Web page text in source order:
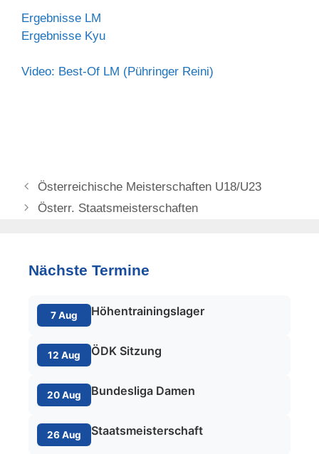
Ergebnisse LM
Ergebnisse Kyu
Video: Best-Of LM (Pühringer Reini)
Österreichische Meisterschaften U18/U23
Österr. Staatsmeisterschaften
Nächste Termine
7 Aug Höhentrainingslager
12 Aug ÖDK Sitzung
20 Aug Bundesliga Damen
26 Aug Staatsmeisterschaft